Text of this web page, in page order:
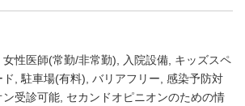
女性医師(常勤/非常勤) 入院設備 キッズスペ
駐車場(有料) バリアフリー 感染予防対
ン受診可能 セカンドオピニオンのための情